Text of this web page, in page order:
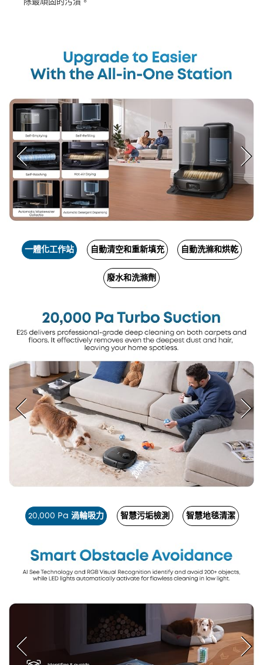
除最頑固的污漬。
一體化工作站 自動清空和重新填充 自動洗滌和烘乾
廢水和洗滌劑
20,000 Pa 渦輪吸力 智慧污垢檢測 智慧地毯清潔